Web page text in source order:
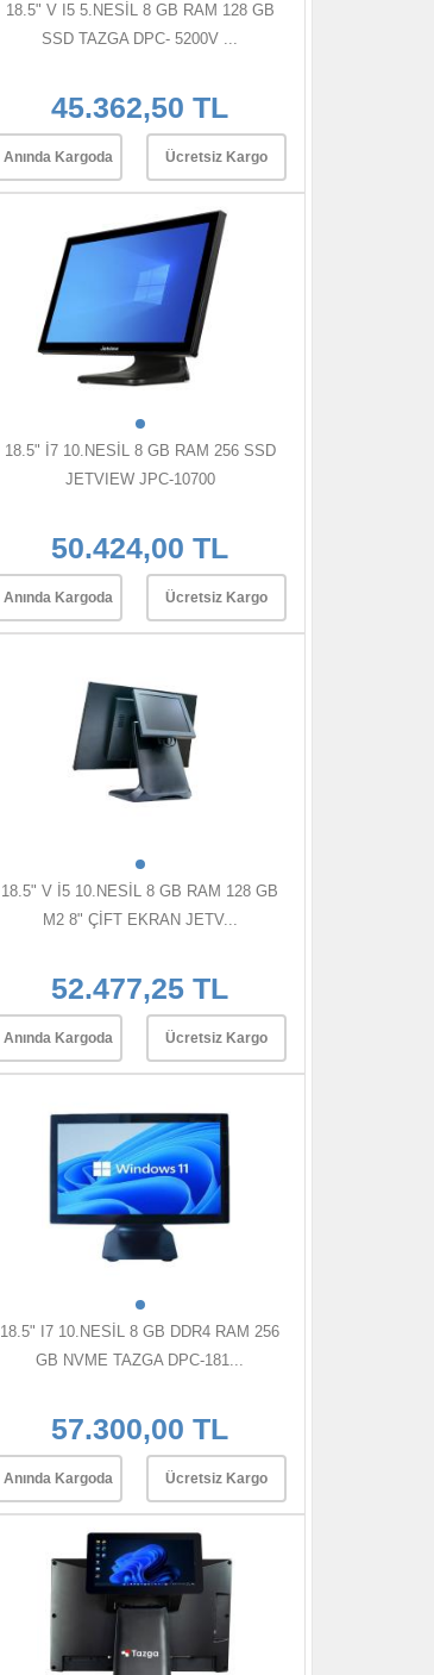
18.5" V I5 5.NESİL 8 GB RAM 128 GB
SSD TAZGA DPC- 5200V ...
45.362,50 TL
Anında Kargoda Ücretsiz Kargo
18.5" İ7 10.NESİL 8 GB RAM 256 SSD
JETVIEW JPC-10700
50.424,00 TL
Anında Kargoda Ücretsiz Kargo
18.5" V İ5 10.NESİL 8 GB RAM 128 GB
M2 8" ÇİFT EKRAN JETV...
52.477,25 TL
Anında Kargoda Ücretsiz Kargo
18.5" I7 10.NESİL 8 GB DDR4 RAM 256
GB NVME TAZGA DPC-181...
57.300,00 TL
Anında Kargoda Ücretsiz Kargo